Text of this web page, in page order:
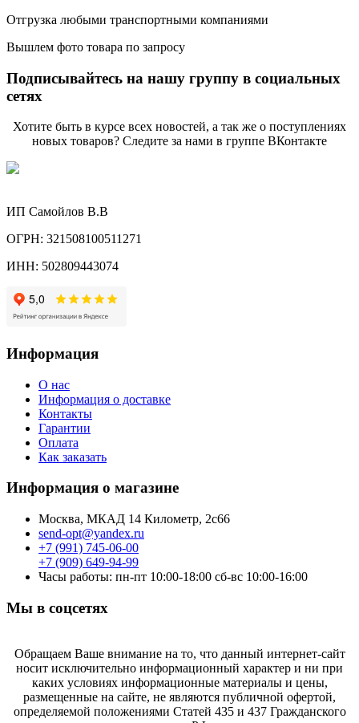
Отгрузка любыми транспортными компаниями
Вышлем фото товара по запросу
Подписывайтесь на нашу группу в социальных
сетях
Хотите быть в курсе всех новостей, а так же о поступлениях
новых товаров? Следите за нами в группе ВКонтакте
ИП Самойлов В.В
ОГРН: 321508100511271
ИНН: 502809443074
Информация
О нас
Информация о доставке
Контакты
Гарантии
Оплата
Как заказать
Информация о магазине
Москва, МКАД 14 Километр, 2с66
send-opt@yandex.ru
+7 (991) 745-06-00
+7 (909) 649-94-99
Часы работы: пн-пт 10:00-18:00 сб-вс 10:00-16:00
Мы в соцсетях
Обращаем Ваше внимание на то, что данный интернет-сайт
носит исключительно информационный характер и ни при
каких условиях информационные материалы и цены,
размещенные на сайте, не являются публичной офертой,
определяемой положениями Статей 435 и 437 Гражданского